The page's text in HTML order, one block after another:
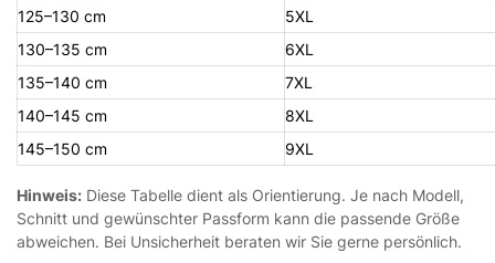
125–130 cm
5XL
130–135 cm
6XL
135–140 cm
7XL
140–145 cm
8XL
145–150 cm
9XL
Hinweis: Diese Tabelle dient als Orientierung. Je nach Modell,
Schnitt und gewünschter Passform kann die passende Größe
abweichen. Bei Unsicherheit beraten wir Sie gerne persönlich.